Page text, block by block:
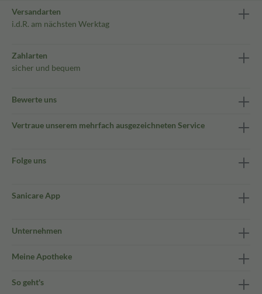
Versandarten
i.d.R. am nächsten Werktag
Zahlarten
sicher und bequem
Bewerte uns
Vertraue unserem mehrfach ausgezeichneten Service
Folge uns
Sanicare App
Unternehmen
Meine Apotheke
So geht's